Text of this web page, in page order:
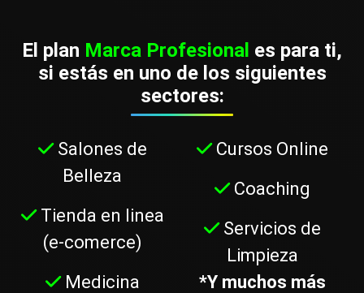
El plan Marca Profesional es para ti,
si estás en uno de los siguientes
sectores:
Salones de
Belleza
Tienda en linea
(e-comerce)
Medicina
Cursos Online
Coaching
Servicios de
Limpieza
*Y muchos más